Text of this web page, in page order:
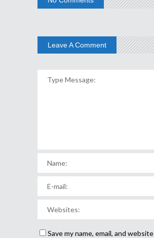
Leave A Comment
Save my name, email, and